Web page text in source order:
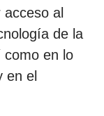
acceso al
de la
como en lo
en el